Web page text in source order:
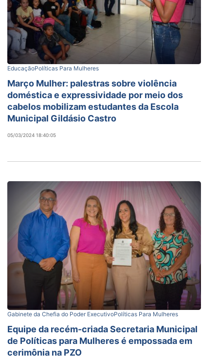
EducaçãoPolíticas Para Mulheres
Março Mulher: palestras sobre violência
doméstica e expressividade por meio dos
cabelos mobilizam estudantes da Escola
Municipal Gildásio Castro
05/03/2024 18:40:05
Gabinete da Chefia do Poder ExecutivoPolíticas Para Mulheres
Equipe da recém-criada Secretaria Municipal
de Políticas para Mulheres é empossada em
cerimônia na PZO